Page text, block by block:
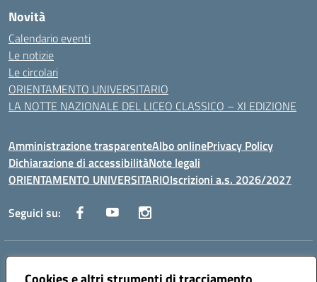
Novità
Calendario eventi
Le notizie
Le circolari
ORIENTAMENTO UNIVERSITARIO
LA NOTTE NAZIONALE DEL LICEO CLASSICO – XI EDIZIONE
Amministrazione trasparenteAlbo onlinePrivacy Policy
Dichiarazione di accessibilitàNote legali
ORIENTAMENTO UNIVERSITARIOIscrizioni a.s. 2026/2027
Seguici su:
Indirizzo:
Centralino:0882 331218 Email:fgps210002@istruzione.it